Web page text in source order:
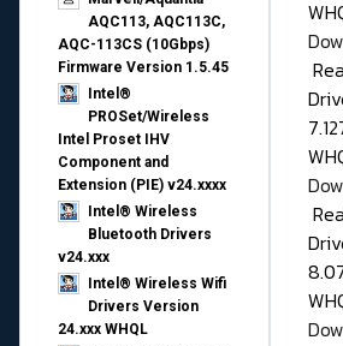
AQC113, AQC113C,
AQC-113CS (10Gbps)
Firmware Version 1.5.45
Intel®
PROSet/Wireless
Intel Proset IHV
Component and
Extension (PIE) v24.xxxx
Intel® Wireless
Bluetooth Drivers
v24.xxx
Intel® Wireless Wifi
Drivers Version
24.xxx WHQL